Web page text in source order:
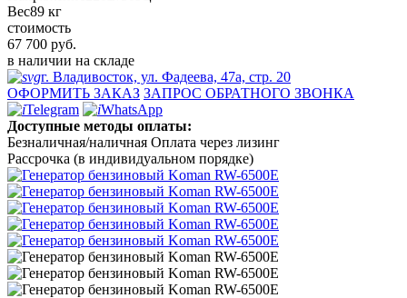
Вес89 кг
стоимость
67 700 руб.
в наличии на складе
г. Владивосток, ул. Фадеева, 47а, стр. 20
ОФОРМИТЬ ЗАКАЗ ЗАПРОС ОБРАТНОГО ЗВОНКА
Telegram
WhatsApp
Доступные методы оплаты:
Безналичная/наличная Оплата через лизинг
Рассрочка (в индивидуальном порядке)